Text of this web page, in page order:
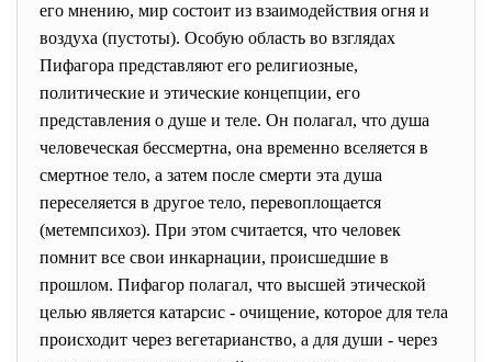
его мнению, мир состоит из взаимодействия огня и
воздуха (пустоты). Особую область во взглядах
Пифагора представляют его религиозные,
политические и этические концепции, его
представления о душе и теле. Он полагал, что душа
человеческая бессмертна, она временно вселяется в
смертное тело, а затем после смерти эта душа
переселяется в другое тело, перевоплощается
(метемпсихоз). При этом считается, что человек
помнит все свои инкарнации, происшедшие в
прошлом. Пифагор полагал, что высшей этической
целью является катарсис - очищение, которое для тела
происходит через вегетарианство, а для души - через